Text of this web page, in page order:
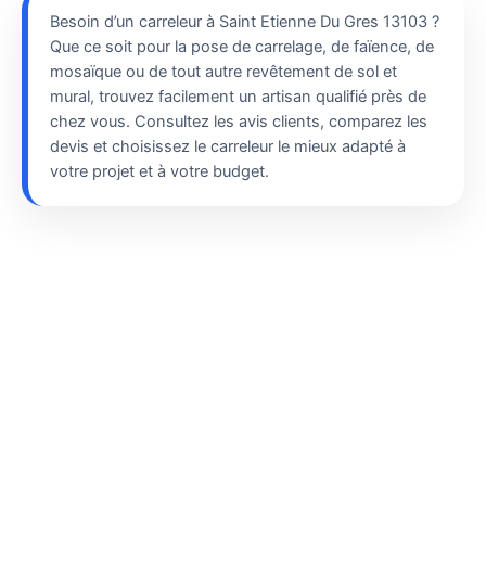
Besoin d’un carreleur à Saint Etienne Du Gres 13103 ?
Que ce soit pour la pose de carrelage, de faïence, de
mosaïque ou de tout autre revêtement de sol et
mural, trouvez facilement un artisan qualifié près de
chez vous. Consultez les avis clients, comparez les
devis et choisissez le carreleur le mieux adapté à
votre projet et à votre budget.